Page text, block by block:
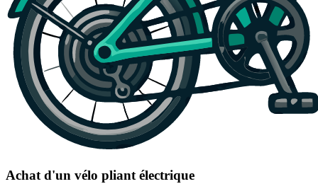
Achat d'un vélo pliant électrique